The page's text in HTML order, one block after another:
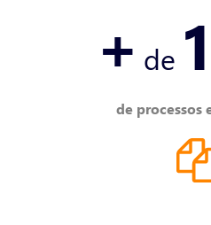
+ de 1
de processos